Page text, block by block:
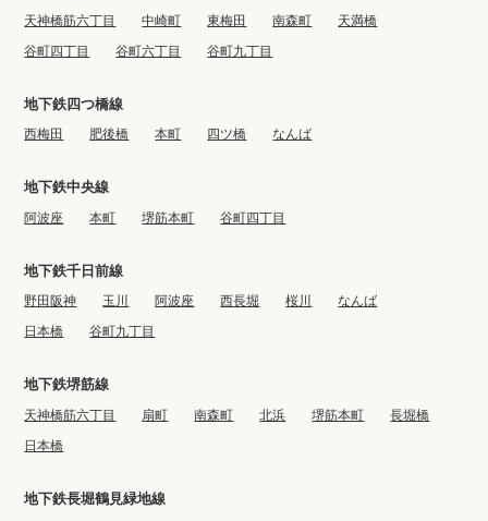
天神橋筋六丁目 中崎町 東梅田 南森町
天満橋
谷町四丁目
谷町六丁目 谷町九丁目
地下鉄四つ橋線
西梅田 肥後橋 本町 四ツ橋 なんば
地下鉄中央線
阿波座 本町 堺筋本町 谷町四丁目
地下鉄千日前線
野田阪神 玉川 阿波座 西長堀 桜川
なんば
日本橋
谷町九丁目
地下鉄堺筋線
天神橋筋六丁目 扇町 南森町 北浜 堺筋本町
長堀橋
日本橋
地下鉄長堀鶴見緑地線